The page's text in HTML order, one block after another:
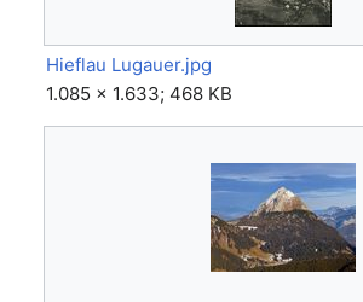
Hieflau Lugauer.jpg
1.085 × 1.633; 468 KB